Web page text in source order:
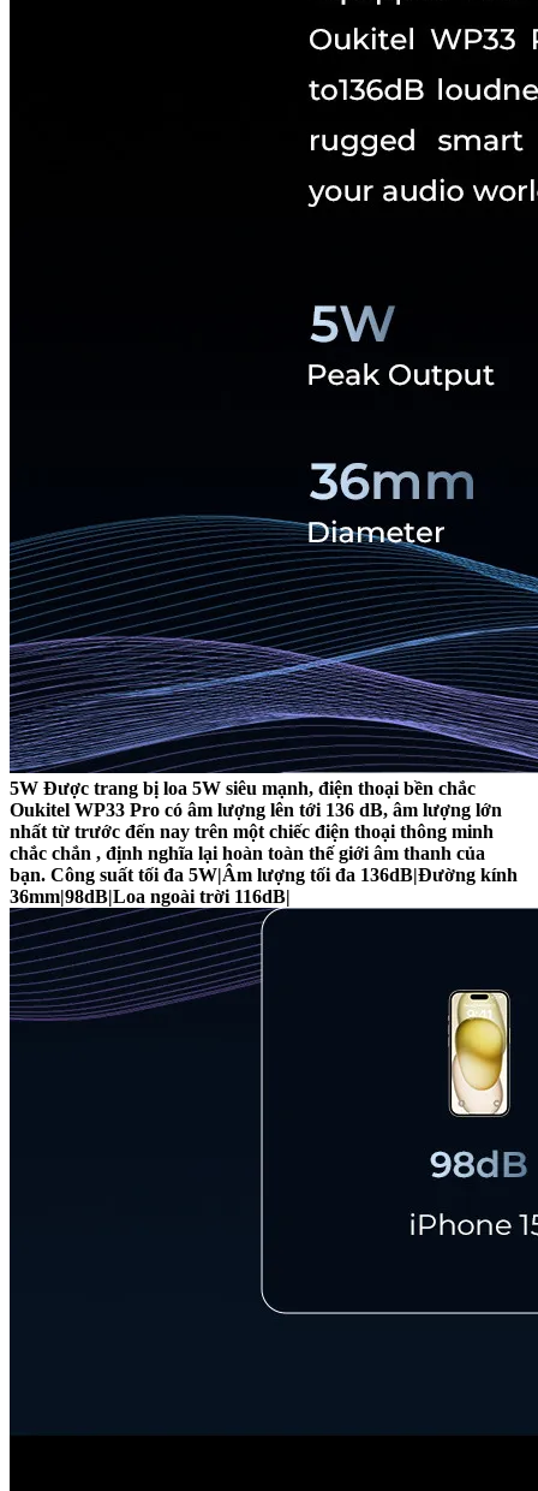
5W Được trang bị loa 5W siêu mạnh, điện thoại bền chắc
Oukitel WP33 Pro có âm lượng lên tới 136 dB, âm lượng lớn
nhất từ ​​trước đến nay trên một chiếc điện thoại thông minh
chắc chắn , định nghĩa lại hoàn toàn thế giới âm thanh của
bạn. Công suất tối đa 5W|Âm lượng tối đa 136dB|Đường kính
36mm|98dB|Loa ngoài trời 116dB|